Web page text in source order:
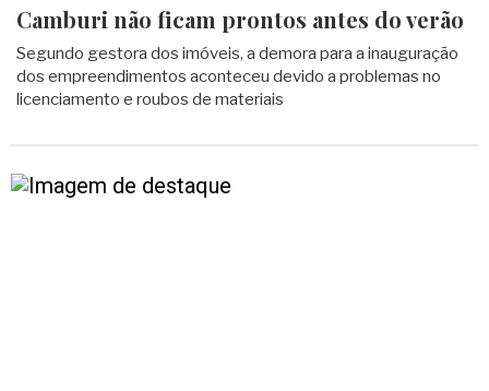
Camburi não ficam prontos antes do verão
Segundo gestora dos imóveis, a demora para a inauguração
dos empreendimentos aconteceu devido a problemas no
licenciamento e roubos de materiais